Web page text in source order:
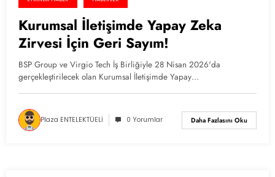
Kurumsal İletişimde Yapay Zeka
Zirvesi İçin Geri Sayım!
BSP Group ve Virgio Tech İş Birliğiyle 28 Nisan 2026'da
gerçekleştirilecek olan Kurumsal İletişimde Yapay…
Plaza ENTELEKTÜELİ 0 Yorumlar Daha Fazlasını Oku